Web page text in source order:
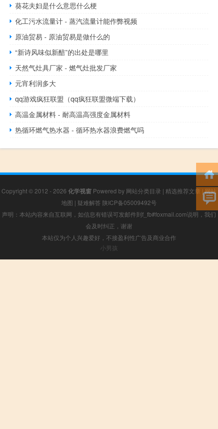
葵花夫妇是什么意思什么梗
化工污水流量计 - 蒸汽流量计能作弊视频
原油贸易 - 原油贸易是做什么的
“新诗风味似新醅”的出处是哪里
天然气灶具厂家 - 燃气灶批发厂家
元宵利润多大
qq游戏疯狂联盟（qq疯狂联盟微端下载）
高温金属材料 - 耐高温高强度金属材料
热循环燃气热水器 - 循环热水器浪费燃气吗
Copyright © 2012 - 2026 化学视窗 Powered by 网站分类目录 | 精选推荐文章 |网站
地图 | 疑难解答 陕ICP备05009492号
声明：本站内容来自互联网，如信息有错误可发邮件到f_fb#foxmail.com说明，我们
会及时纠正，谢谢
本站仅为个人兴趣爱好，不接盈利性广告及商业合作
小男孩